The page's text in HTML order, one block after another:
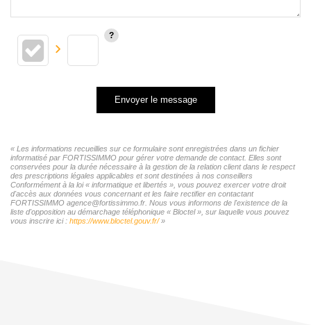
Envoyer le message
« Les informations recueillies sur ce formulaire sont enregistrées dans un fichier
informatisé par FORTISSIMMO pour gérer votre demande de contact. Elles sont
conservées pour la durée nécessaire à la gestion de la relation client dans le respect
des prescriptions légales applicables et sont destinées à nos conseillers
Conformément à la loi « informatique et libertés », vous pouvez exercer votre droit
d'accès aux données vous concernant et les faire rectifier en contactant
FORTISSIMMO agence@fortissimmo.fr. Nous vous informons de l'existence de la
liste d'opposition au démarchage téléphonique « Bloctel », sur laquelle vous pouvez
vous inscrire ici : https://www.bloctel.gouv.fr/»